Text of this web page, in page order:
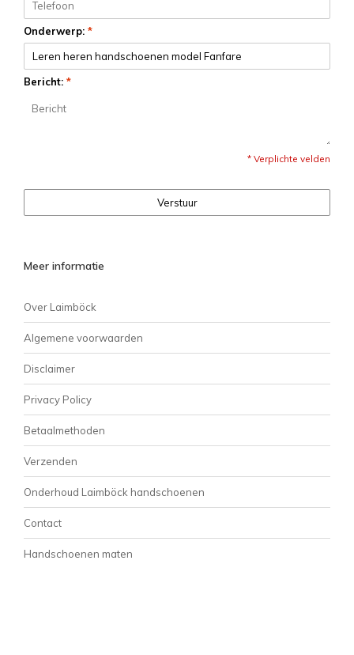
Onderwerp: *
Bericht: *
* Verplichte velden
Verstuur
Meer informatie
Over Laimböck
Algemene voorwaarden
Disclaimer
Privacy Policy
Betaalmethoden
Verzenden
Onderhoud Laimböck handschoenen
Contact
Handschoenen maten